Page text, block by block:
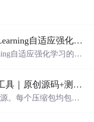
【水下机器人建模】基于QLearning自适应强化学习PID控制器在AUV中的应用研究（Matlab代码实现）
自适应强化学习的PI
传统PID控制相结合的
线性水下环境中的自
具｜原创源码+测试+离线报告
。每个压缩包均包含